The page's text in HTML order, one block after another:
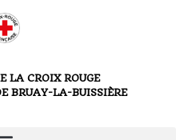
LA CROIX ROUGE
BRUAY-LA-BUISSIÈRE